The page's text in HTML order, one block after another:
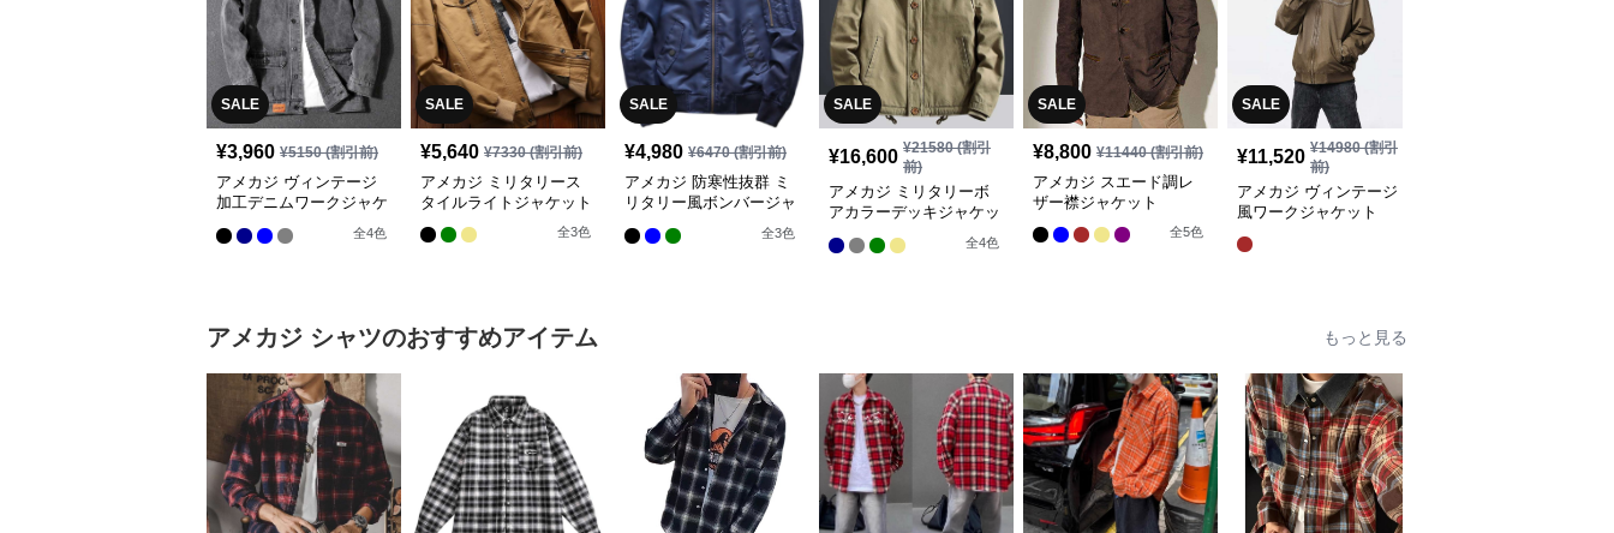
SALE
¥3,960 ¥5150(割引前)
アメカジ ヴィンテージ
加工デニムワークジャケ
全4色
SALE
¥5,640 ¥7330(割引前)
アメカジ ミリタリース
タイルライトジャケット
全3色
SALE
¥4,980 ¥6470(割引前)
アメカジ 防寒性抜群 ミ
リタリー風ボンバージャ
全3色
SALE
¥16,600 ¥21580(割引
前)
アメカジ ミリタリーボ
アカラーデッキジャケッ
全4色
SALE
¥8,800 ¥11440(割引前)
アメカジ スエード調レ
ザー襟ジャケット
全5色
SALE
¥11,520 ¥14980(割引
前)
アメカジ ヴィンテージ
風ワークジャケット
アメカジ シャツのおすすめアイテム もっと見る